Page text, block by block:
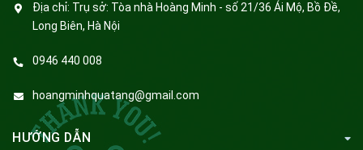
Địa chỉ: Trụ sở: Tòa nhà Hoàng Minh - số 21/36 Ái Mộ, Bồ Đề,
Long Biên, Hà Nội
0946 440 008
hoangminhquatang@gmail.com
HƯỚNG DẪN